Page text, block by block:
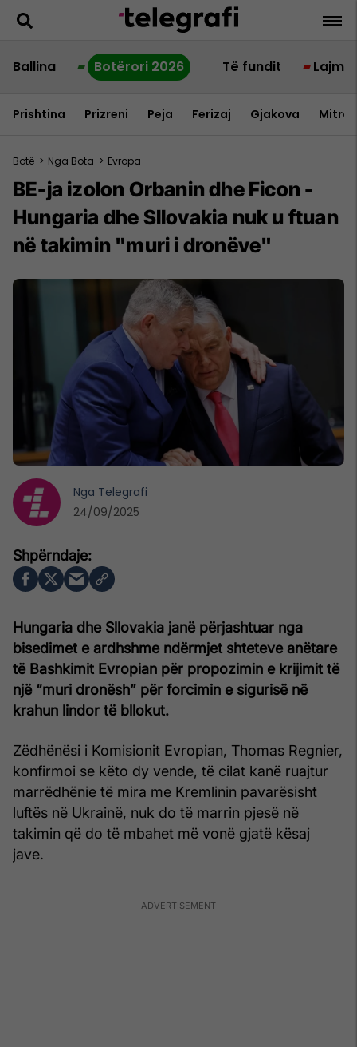
Ballina Botërori 2026 Të fundit Lajme
Prishtina Prizreni Peja Ferizaj Gjakova
Botë > Nga Bota > Evropa
BE-ja izolon Orbanin dhe Ficon -
Hungaria dhe Sllovakia nuk u ftuan
në takimin "muri i dronëve"
Hungaria dhe Sllovakia janë përjashtuar nga
bisedimet e ardhshme ndërmjet shteteve anëtare
të Bashkimit Evropian për propozimin e krijimit të
një “muri dronësh” për forcimin e sigurisë në
krahun lindor të bllokut.
Zëdhënësi i Komisionit Evropian, Thomas Regnier,
konfirmoi se këto dy vende, të cilat kanë ruajtur
marrëdhënie të mira me Kremlinin pavarësisht
luftës në Ukrainë, nuk do të marrin pjesë në
takimin që do të mbahet më vonë gjatë kësaj
jave.
Nga Telegrafi
24/09/2025